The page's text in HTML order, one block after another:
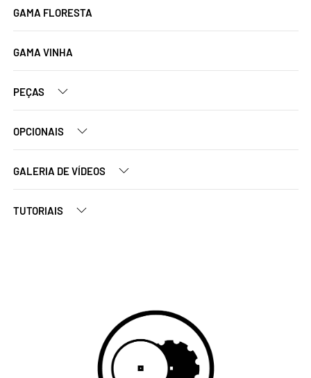
GAMA FLORESTA
GAMA VINHA
PEÇAS
OPCIONAIS
GALERIA DE VÍDEOS
TUTORIAIS